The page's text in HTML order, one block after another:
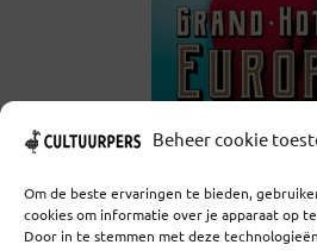
Beheer cookie
Om de beste ervaringen te bieden,
cookies om informatie over je apparaat op
Door in te stemmen met deze
WAARDEER DIT ARTIKEL!